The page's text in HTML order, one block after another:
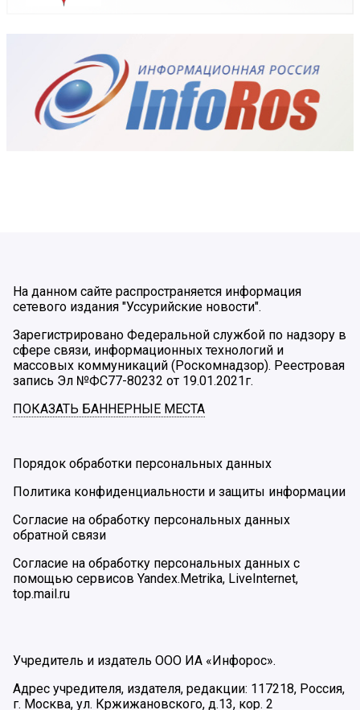
На данном сайте распространяется информация
сетевого издания "Уссурийские новости".
Зарегистрировано Федеральной службой по надзору в
сфере связи, информационных технологий и
массовых коммуникаций (Роскомнадзор). Реестровая
запись Эл №ФС77-80232 от 19.01.2021г.
ПОКАЗАТЬ БАННЕРНЫЕ МЕСТА
Порядок обработки персональных данных
Политика конфиденциальности и защиты информации
Согласие на обработку персональных данных
обратной связи
Согласие на обработку персональных данных с
помощью сервисов Yandex.Metrika, LiveInternet,
top.mail.ru
Учредитель и издатель ООО ИА «Инфорос».
Адрес учредителя, издателя, редакции: 117218, Россия,
г. Москва, ул. Кржижановского, д.13, кор. 2